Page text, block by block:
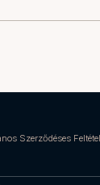
Szerződéses